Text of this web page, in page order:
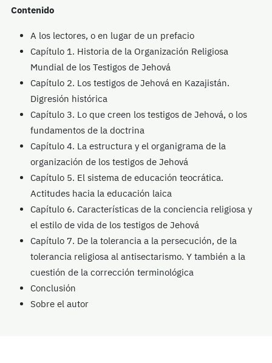
Contenido
A los lectores, o en lugar de un prefacio
Capítulo 1. Historia de la Organización Religiosa
Mundial de los Testigos de Jehová
Capítulo 2. Los testigos de Jehová en Kazajistán.
Digresión histórica
Capítulo 3. Lo que creen los testigos de Jehová, o los
fundamentos de la doctrina
Capítulo 4. La estructura y el organigrama de la
organización de los testigos de Jehová
Capítulo 5. El sistema de educación teocrática.
Actitudes hacia la educación laica
Capítulo 6. Características de la conciencia religiosa y
el estilo de vida de los testigos de Jehová
Capítulo 7. De la tolerancia a la persecución, de la
tolerancia religiosa al antisectarismo. Y también a la
cuestión de la corrección terminológica
Conclusión
Sobre el autor